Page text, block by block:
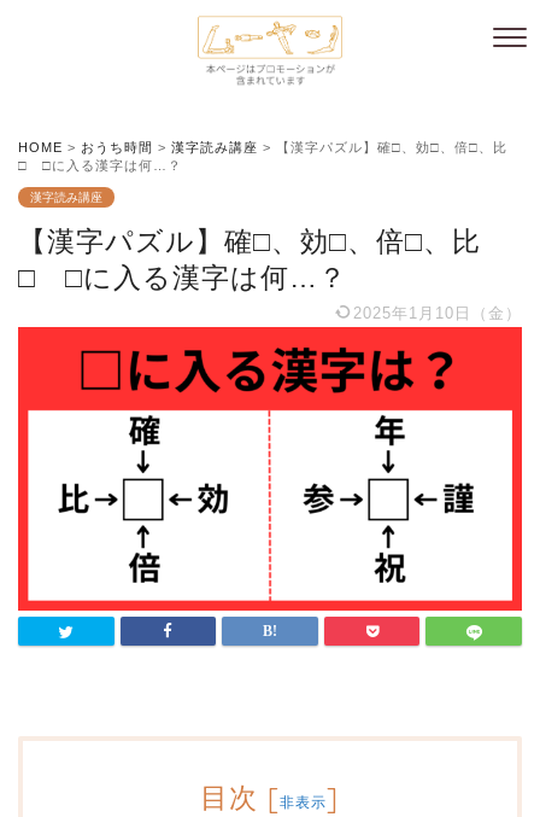
HOME > おうち時間 > 漢字読み講座 >
【漢字パズル】確□、効□、倍□、比
□ □に入る漢字は何…？
漢字読み講座
【漢字パズル】確□、効□、倍□、比
□ □に入る漢字は何…？
2025年1月10日（金）
目次 [非表示]